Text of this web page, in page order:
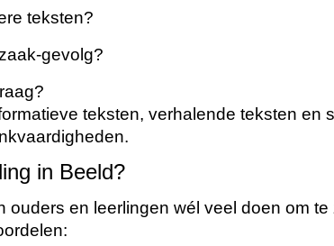
teksten?
gevolg?
teksten, verhalende teksten en
in Beeld?
en leerlingen wél veel doen om